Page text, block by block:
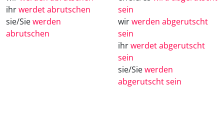
ihrwerdet abrutschen
sie/Siewerden
abrutschen
sein
wirwerden abgerutscht
sein
ihrwerdet abgerutscht
sein
sie/Siewerden
abgerutscht sein